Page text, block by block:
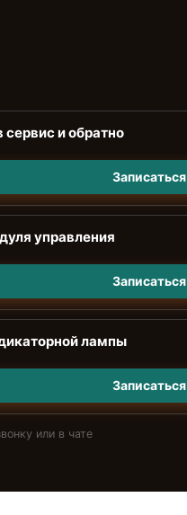
сервис и обратно
Записаться
управления
Записаться
лампы
Записаться
или в чате